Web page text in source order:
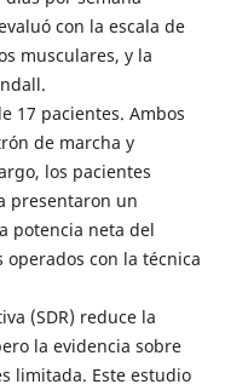
con la escala de
musculares, y la
17 pacientes. Ambos
de marcha y
los pacientes
presentaron un
potencia neta del
operados con la técnica
(SDR) reduce la
la evidencia sobre
limitada. Este estudio